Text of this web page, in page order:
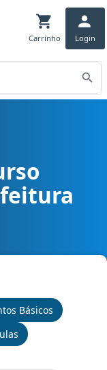
Carrinho Login
Municipal cargo
Básicos